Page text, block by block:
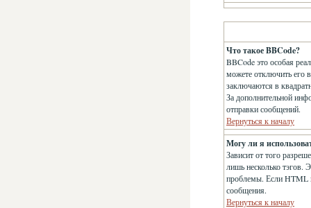
Что такое BBCode?
BBCode это особая
можете отключить его
заключаются в
За дополнительной
отправки сообщений.
Вернуться к началу
Могу ли я
Зависит от того
лишь несколько тэгов.
проблемы. Если HTML
сообщения.
Вернуться к началу